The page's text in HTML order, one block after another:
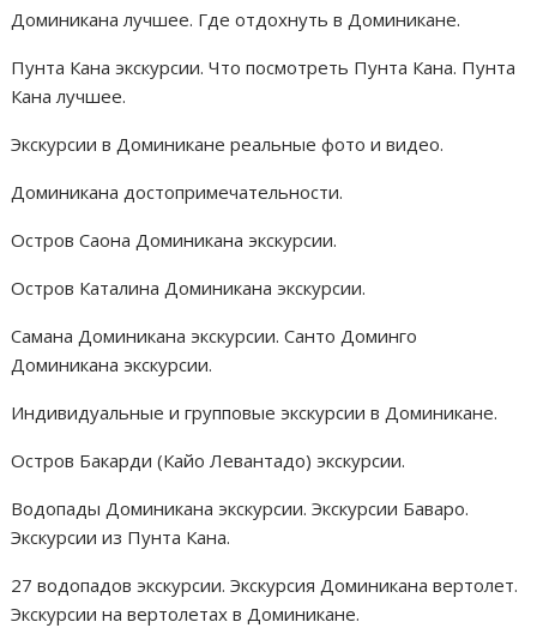
Доминикана лучшее. Где отдохнуть в Доминикане.
Пунта Кана экскурсии. Что посмотреть Пунта Кана. Пунта
Кана лучшее.
Экскурсии в Доминикане реальные фото и видео.
Доминикана достопримечательности.
Остров Саона Доминикана экскурсии.
Остров Каталина Доминикана экскурсии.
Самана Доминикана экскурсии. Санто Доминго
Доминикана экскурсии.
Индивидуальные и групповые экскурсии в Доминикане.
Остров Бакарди (Кайо Левантадо) экскурсии.
Водопады Доминикана экскурсии. Экскурсии Баваро.
Экскурсии из Пунта Кана.
27 водопадов экскурсии. Экскурсия Доминикана вертолет.
Экскурсии на вертолетах в Доминикане.